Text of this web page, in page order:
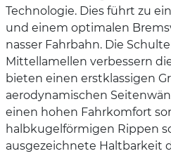
Technologie. Dies führt zu
und einem optimalen
nasser Fahrbahn. Die
Mittellamellen verbessern
bieten einen erstklassigen
aerodynamischen
einen hohen Fahrkomfort
halbkugelförmigen Rippen
ausgezeichnete Haltbarkeit